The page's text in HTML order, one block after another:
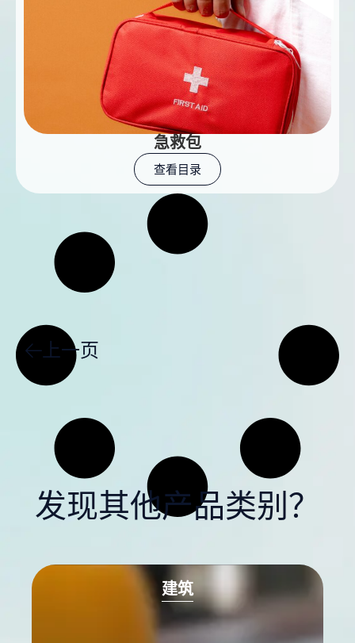
急救包
查看目录
上一页
发现其他产品类别？
建筑